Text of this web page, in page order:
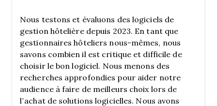
Nous testons et évaluons des logiciels de
gestion hôtelière depuis 2023. En tant que
gestionnaires hôteliers nous-mêmes, nous
savons combien il est critique et difficile de
choisir le bon logiciel. Nous menons des
recherches approfondies pour aider notre
audience à faire de meilleurs choix lors de
l’achat de solutions logicielles. Nous avons